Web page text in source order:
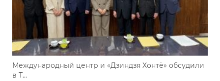
Международный центр и «Дзиндзя Хонтё» обсудили
в Т...